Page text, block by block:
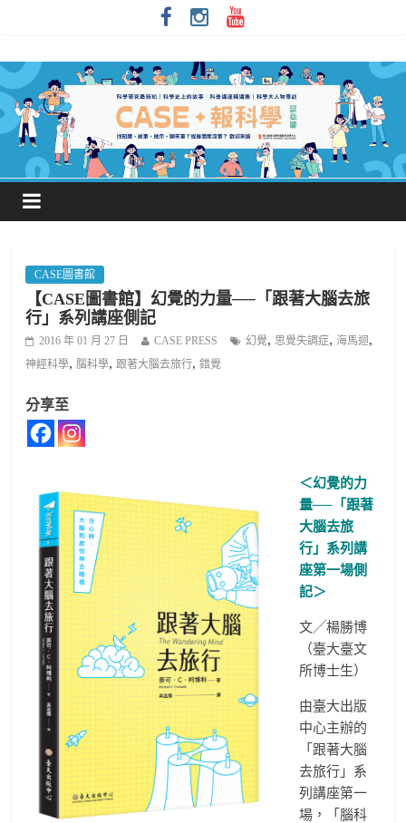
CASE圖書館
【CASE圖書館】幻覺的力量──「跟著大腦去旅
行」系列講座側記
2016 年 01 月 27 日 CASE PRESS 幻覺, 思覺失調症, 海馬迴,
神經科學,腦科學, 跟著大腦去旅行,錯覺
分享至
＜幻覺的力
量──「跟著
大腦去旅
行」系列講
座第一場側
記＞
文╱楊勝博
（臺大臺文
所博士生）
由臺大出版
中心主辦的
「跟著大腦
去旅行」系
列講座第一
場，「腦科